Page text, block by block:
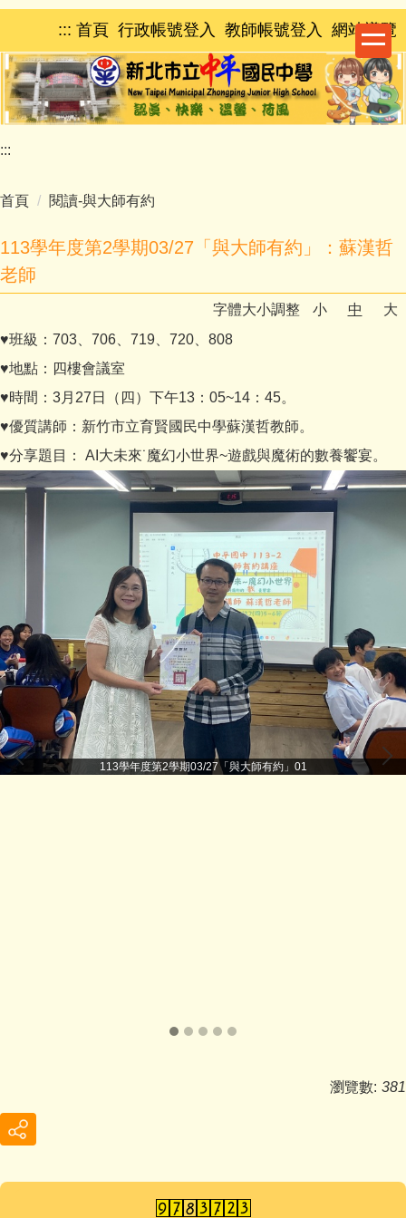
跳
主
要
內
容
區
::: 首頁 行政帳號登入 教師帳號登入 網站導覽
:::
首頁 閱讀-與大師有約
113學年度第2學期03/27「與大師有約」：蘇漢哲
老師
字體大小調整 小 中
大
♥班級：703、706、719、720、808
♥地點：四樓會議室
♥時間：3月27日（四）下午13：05~14：45。
♥優質講師：新竹市立育賢國民中學蘇漢哲教師。
♥分享題目： AI大未來˙魔幻小世界~遊戲與魔術的數養饗宴。
113學年度第2學期03/27「與大師有約」01
瀏覽數: 381